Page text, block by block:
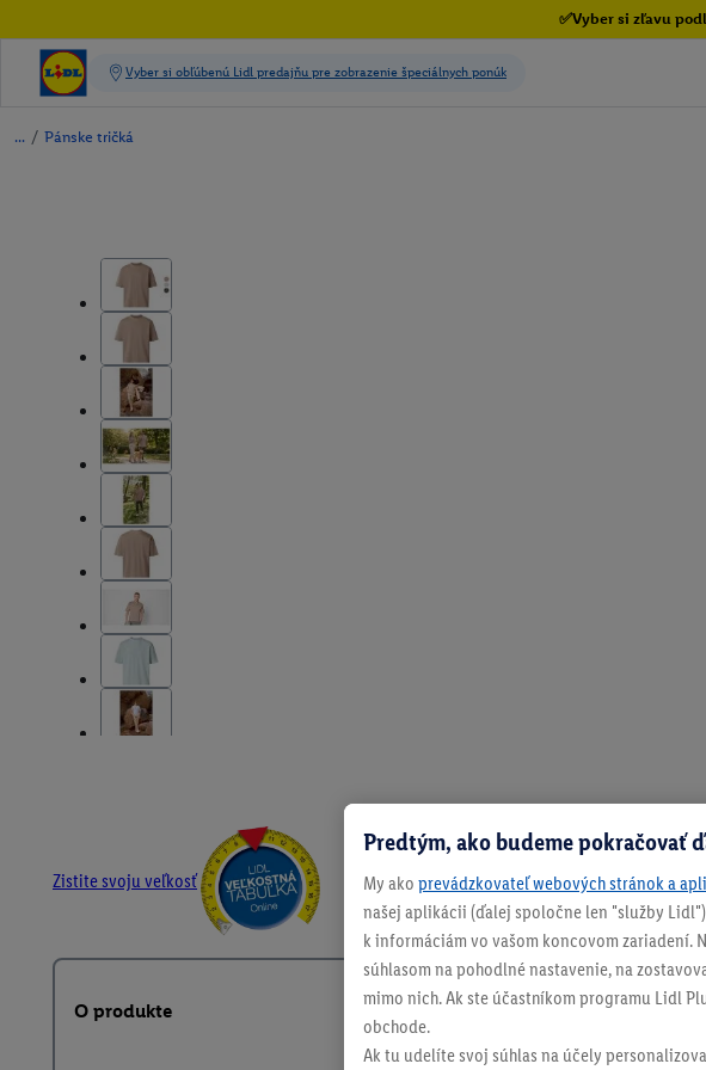
✅Vyber si zľavu
/ Pánske tričká
Zistite svoju veľkosť
O produkte
Predtým, ako budeme pokračovať
My ako prevádzkovateľ webových stránok a
našej aplikácii (ďalej spoločne len "služby
k informáciám vo vašom koncovom zariadení.
súhlasom na pohodlné nastavenie, na
mimo nich. Ak ste účastníkom programu Lidl
obchode.
Ak tu udelíte svoj súhlas na účely